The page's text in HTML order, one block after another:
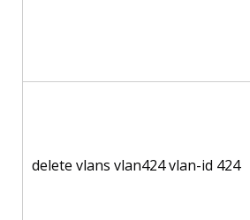
delete vlans vlan424 vlan-id 424